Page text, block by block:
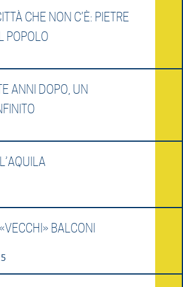
CHE NON C’È: PIETRE
POPOLO
ANNI DOPO, UN
BALCONI